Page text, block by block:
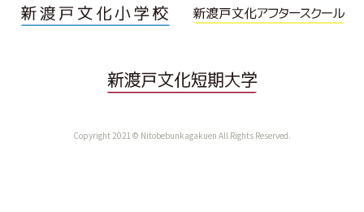
Copyright 2021© Nitobebunkagakuen All Rights Reserved.